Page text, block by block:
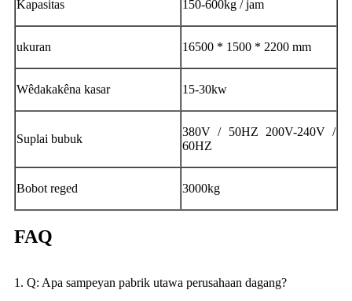
Kapasitas 150-600kg / jam
ukuran 16500 * 1500 * 2200 mm
Wêdakakêna kasar 15-30kw
Suplai bubuk
380V / 50HZ 200V-240V /
60HZ
Bobot reged 3000kg
FAQ
1. Q: Apa sampeyan pabrik utawa perusahaan dagang?